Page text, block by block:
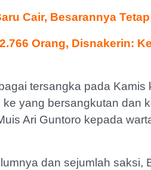
Cair, Besarannya
Orang, Disnakerin:
tersangka pada Kamis
yang bersangkutan dan
Ari Guntoro kepada
dan sejumlah saksi,